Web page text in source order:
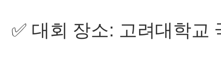
✅ 대회 장소: 고려대학교